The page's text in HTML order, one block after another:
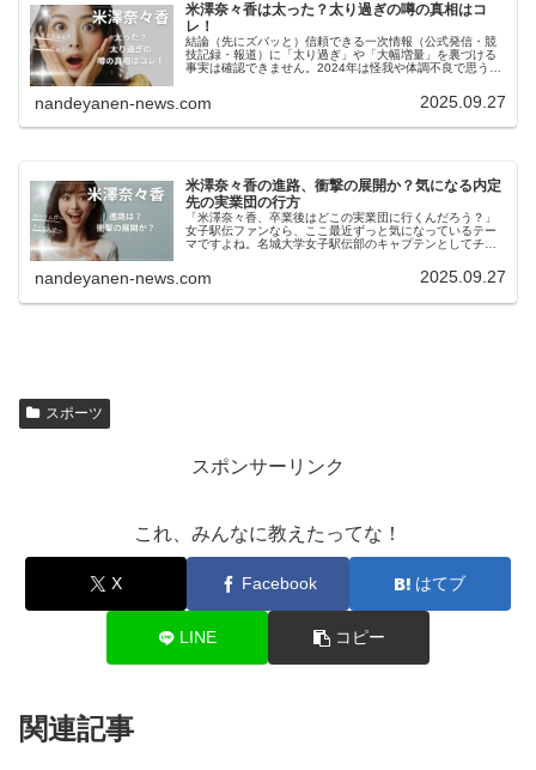
米澤奈々香は太った？太り過ぎの噂の真相はコ
レ！
結論（先にズバッと）信頼できる一次情報（公式発信・競
技記録・報道）に「太り過ぎ」や「大幅増量」を裏づける
事実は確認できません。2024年は怪我や体調不良で思うよ
nandeyanen-news.com 2025.09.27
米澤奈々香の進路、衝撃の展開か？気になる内定
先の実業団の行方
「米澤奈々香、卒業後はどこの実業団に行くんだろう？」
女子駅伝ファンなら、ここ最近ずっと気になっているテー
マですよね。名城大学女子駅伝部のキャプテンとしてチー
nandeyanen-news.com 2025.09.27
スポーツ
スポンサーリンク
これ、みんなに教えたってな！
X Facebook はてブ
LINE コピー
関連記事